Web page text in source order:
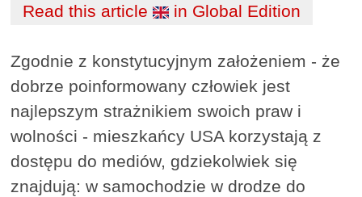
Read this article in Global Edition
Zgodnie z konstytucyjnym założeniem - że
dobrze poinformowany człowiek jest
najlepszym strażnikiem swoich praw i
wolności - mieszkańcy USA korzystają z
dostępu do mediów, gdziekolwiek się
znajdują: w samochodzie w drodze do